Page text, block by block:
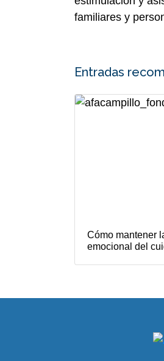
familiares y
Entradas
Cómo mantener
emocional del